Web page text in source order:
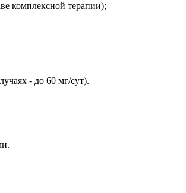
комплексной терапии);
- до 60 мг/сут).